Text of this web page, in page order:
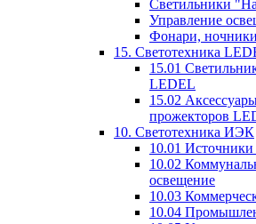
Светильники
Управление
Фонари,
15. Светотехника
15.01
LEDEL
15.02
прожекторов
10. Светотехника ИЭК
10.01 Источники
10.02
освещение
10.03
10.04